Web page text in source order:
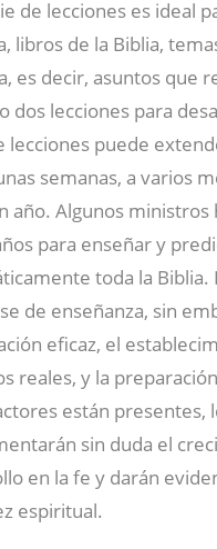
de lecciones es ideal
libros de la Biblia,
es decir, asuntos que
dos lecciones para
lecciones puede
semanas, a varios
año. Algunos ministros
para enseñar y
toda la Biblia.
de enseñanza, sin
eficaz, el
reales, y la
están presentes,
sin duda el
en la fe y darán
espiritual.